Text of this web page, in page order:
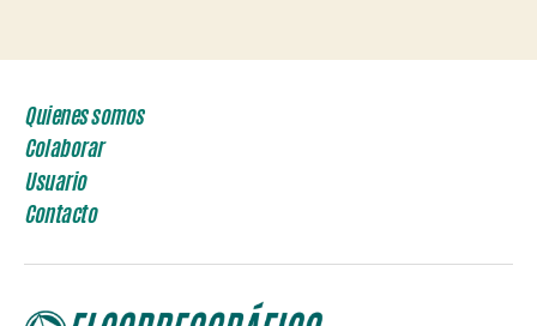
Quienes somos
Colaborar
Usuario
Contacto